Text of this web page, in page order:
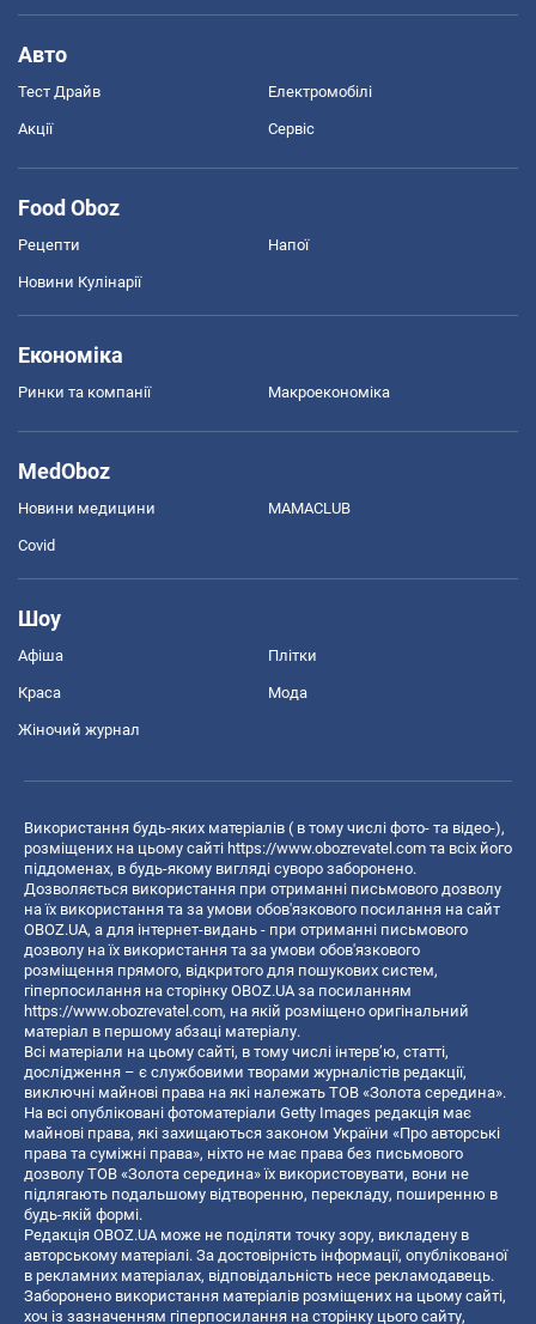
Авто
Тест Драйв Електромобілі
Акції Сервіс
Food Oboz
Рецепти Напої
Новини Кулінарії
Економіка
Ринки та компанії Макроекономіка
MedOboz
Новини медицини MAMACLUB
Covid
Шоу
Афіша Плітки
Краса Мода
Жіночий журнал
Використання будь-яких матеріалів ( в тому числі фото- та відео-),
розміщених на цьому сайті https://www.obozrevatel.com та всіх його
піддоменах, в будь-якому вигляді суворо заборонено.
Дозволяється використання при отриманні письмового дозволу
на їх використання та за умови обов'язкового посилання на сайт
OBOZ.UA, а для інтернет-видань - при отриманні письмового
дозволу на їх використання та за умови обов'язкового
розміщення прямого, відкритого для пошукових систем,
гіперпосилання на сторінку OBOZ.UA за посиланням
https://www.obozrevatel.com, на якій розміщено оригінальний
матеріал в першому абзаці матеріалу.
Всі матеріали на цьому сайті, в тому числі інтерв’ю, статті,
дослідження – є службовими творами журналістів редакції,
виключні майнові права на які належать ТОВ «Золота середина».
На всі опубліковані фотоматеріали Getty Images редакція має
майнові права, які захищаються законом України «Про авторські
права та суміжні права», ніхто не має права без письмового
дозволу ТОВ «Золота середина» їх використовувати, вони не
підлягають подальшому відтворенню, перекладу, поширенню в
будь-якій формі.
Редакція OBOZ.UA може не поділяти точку зору, викладену в
авторському матеріалі. За достовірність інформації, опублікованої
в рекламних матеріалах, відповідальність несе рекламодавець.
Заборонено використання матеріалів розміщених на цьому сайті,
хоч із зазначенням гіперпосилання на сторінку цього сайту,